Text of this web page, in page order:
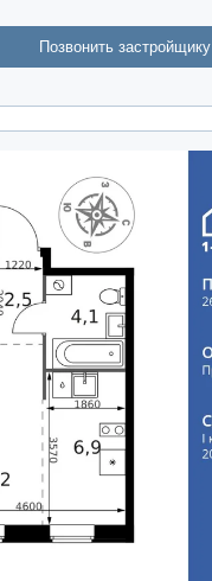
Позвонить застройщику